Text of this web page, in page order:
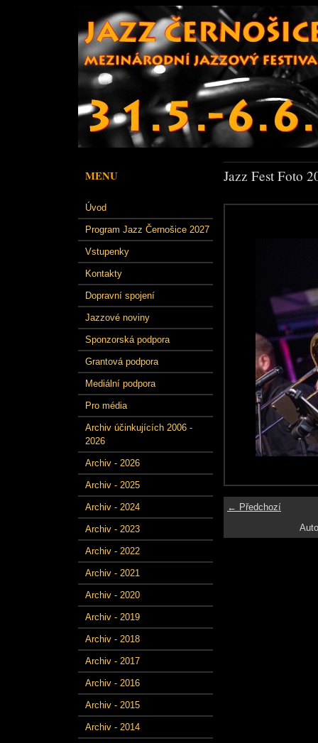
MENU
Úvod
Program Jazz Černošice 2027
Vstupenky
Kontakty
Dopravní spojení
Jazzové noviny
Sponzorská podpora
Grantová podpora
Mediální podpora
Pro média
Archiv účinkujících 2006 -
2026
Archiv - 2026
Archiv - 2025
Archiv - 2024
Archiv - 2023
Archiv - 2022
Archiv - 2021
Archiv - 2020
Archiv - 2019
Archiv - 2018
Archiv - 2017
Archiv - 2016
Archiv - 2015
Archiv - 2014
Jazz Fest Foto
← Předchozí